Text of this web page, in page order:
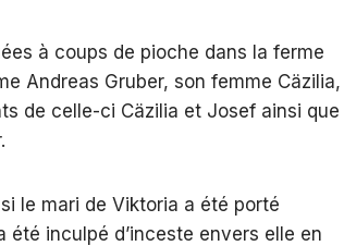
à coups de pioche dans la ferme
Andreas Gruber, son femme Cäzilia,
de celle-ci Cäzilia et Josef ainsi que
le mari de Viktoria a été porté
inculpé d’inceste envers elle en